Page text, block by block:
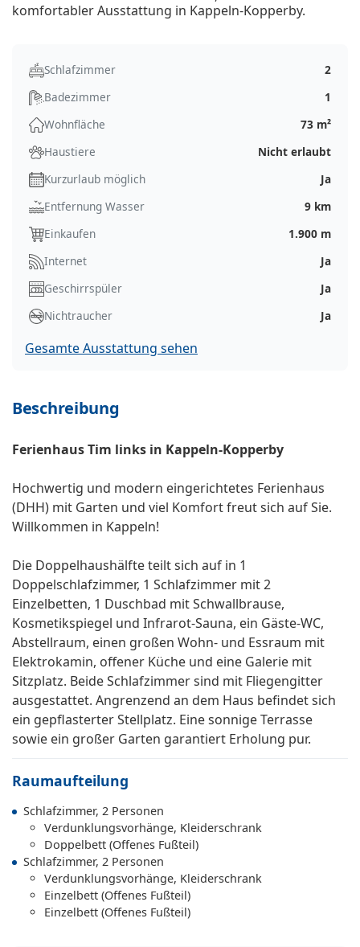
komfortabler Ausstattung in Kappeln-Kopperby.
Schlafzimmer
2
Badezimmer
1
Wohnfläche
73 m²
Haustiere
Nicht erlaubt
Kurzurlaub möglich
Ja
Entfernung Wasser
9 km
Einkaufen
1.900 m
Internet
Ja
Geschirrspüler
Ja
Nichtraucher
Ja
Gesamte Ausstattung sehen
Beschreibung
Ferienhaus Tim links in Kappeln-Kopperby
Hochwertig und modern eingerichtetes Ferienhaus
(DHH) mit Garten und viel Komfort freut sich auf Sie.
Willkommen in Kappeln!
Die Doppelhaushälfte teilt sich auf in 1
Doppelschlafzimmer, 1 Schlafzimmer mit 2
Einzelbetten, 1 Duschbad mit Schwallbrause,
Kosmetikspiegel und Infrarot-Sauna, ein Gäste-WC,
Abstellraum, einen großen Wohn- und Essraum mit
Elektrokamin, offener Küche und eine Galerie mit
Sitzplatz. Beide Schlafzimmer sind mit Fliegengitter
ausgestattet. Angrenzend an dem Haus befindet sich
ein gepflasterter Stellplatz. Eine sonnige Terrasse
sowie ein großer Garten garantiert Erholung pur.
Raumaufteilung
Schlafzimmer, 2 Personen
Verdunklungsvorhänge, Kleiderschrank
Doppelbett (Offenes Fußteil)
Schlafzimmer, 2 Personen
Verdunklungsvorhänge, Kleiderschrank
Einzelbett (Offenes Fußteil)
Einzelbett (Offenes Fußteil)